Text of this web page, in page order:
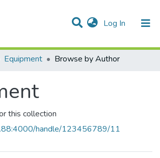
Log In (current)
Equipment Browse by Author
this collection
handle/123456789/11